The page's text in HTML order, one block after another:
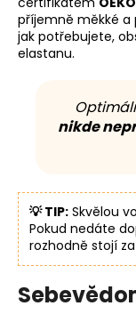
příjemně měkké a
jak potřebujete,
elastanu.
nikde
💡 TIP: Skvělou
Pokud nedáte
rozhodně stojí